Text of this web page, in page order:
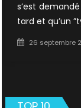
s’est
tard et qu’un
Posted
26 septembre